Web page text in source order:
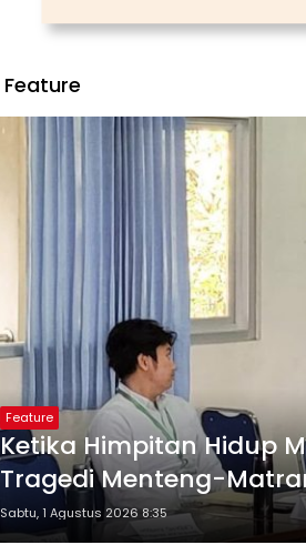
Feature
Feature
Ketika Himpitan Hidup
Tragedi Menteng-
Sabtu, 1 Agustus 2026 8:35